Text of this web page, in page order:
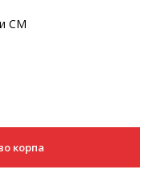
CM
корпа